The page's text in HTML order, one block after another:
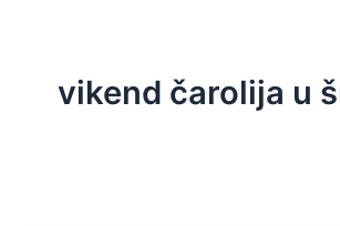
vikend čarolija u